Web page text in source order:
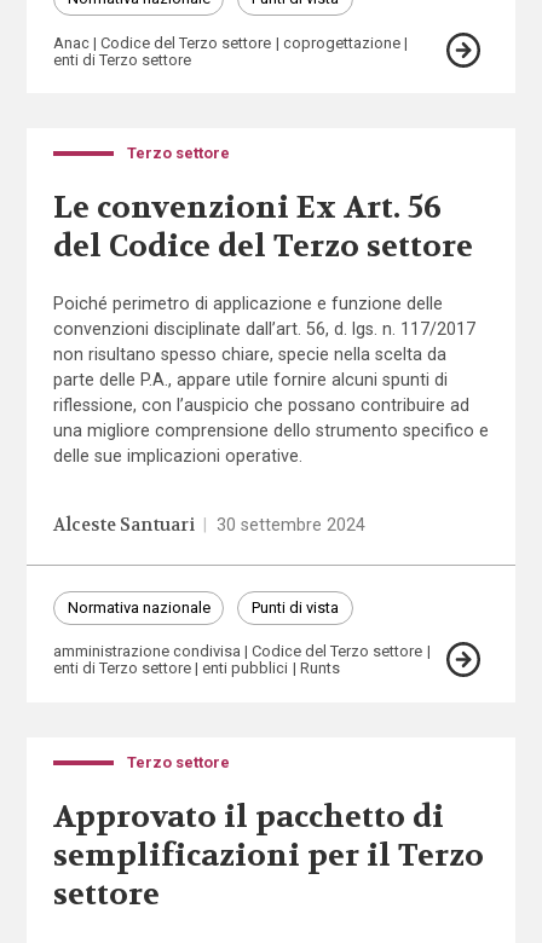
Anac Codice del Terzo settore
coprogettazione
enti di Terzo settore
Terzo settore
Le convenzioni Ex Art. 56
del Codice del Terzo settore
Poiché perimetro di applicazione e funzione delle
convenzioni disciplinate dall’art. 56, d. lgs. n. 117/2017
non risultano spesso chiare, specie nella scelta da
parte delle P.A., appare utile fornire alcuni spunti di
riflessione, con l’auspicio che possano contribuire ad
una migliore comprensione dello strumento specifico e
delle sue implicazioni operative.
Alceste Santuari 30 settembre 2024
Normativa nazionale Punti di vista
amministrazione condivisa
Codice del Terzo settore
enti di Terzo settore
enti pubblici Runts
Terzo settore
Approvato il pacchetto di
semplificazioni per il Terzo
settore